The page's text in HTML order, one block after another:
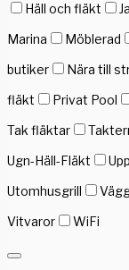
Häll och fläkt
Marina
Möblerad
butiker
Nära till
fläkt
Privat Pool
Tak fläktar
Ugn-Häll-Fläkt
Utomhusgrill
Vitvaror
WiFi